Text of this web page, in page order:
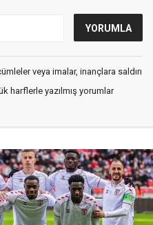
veya imalar, inançlara saldırı
harflerle yazılmış yorumlar